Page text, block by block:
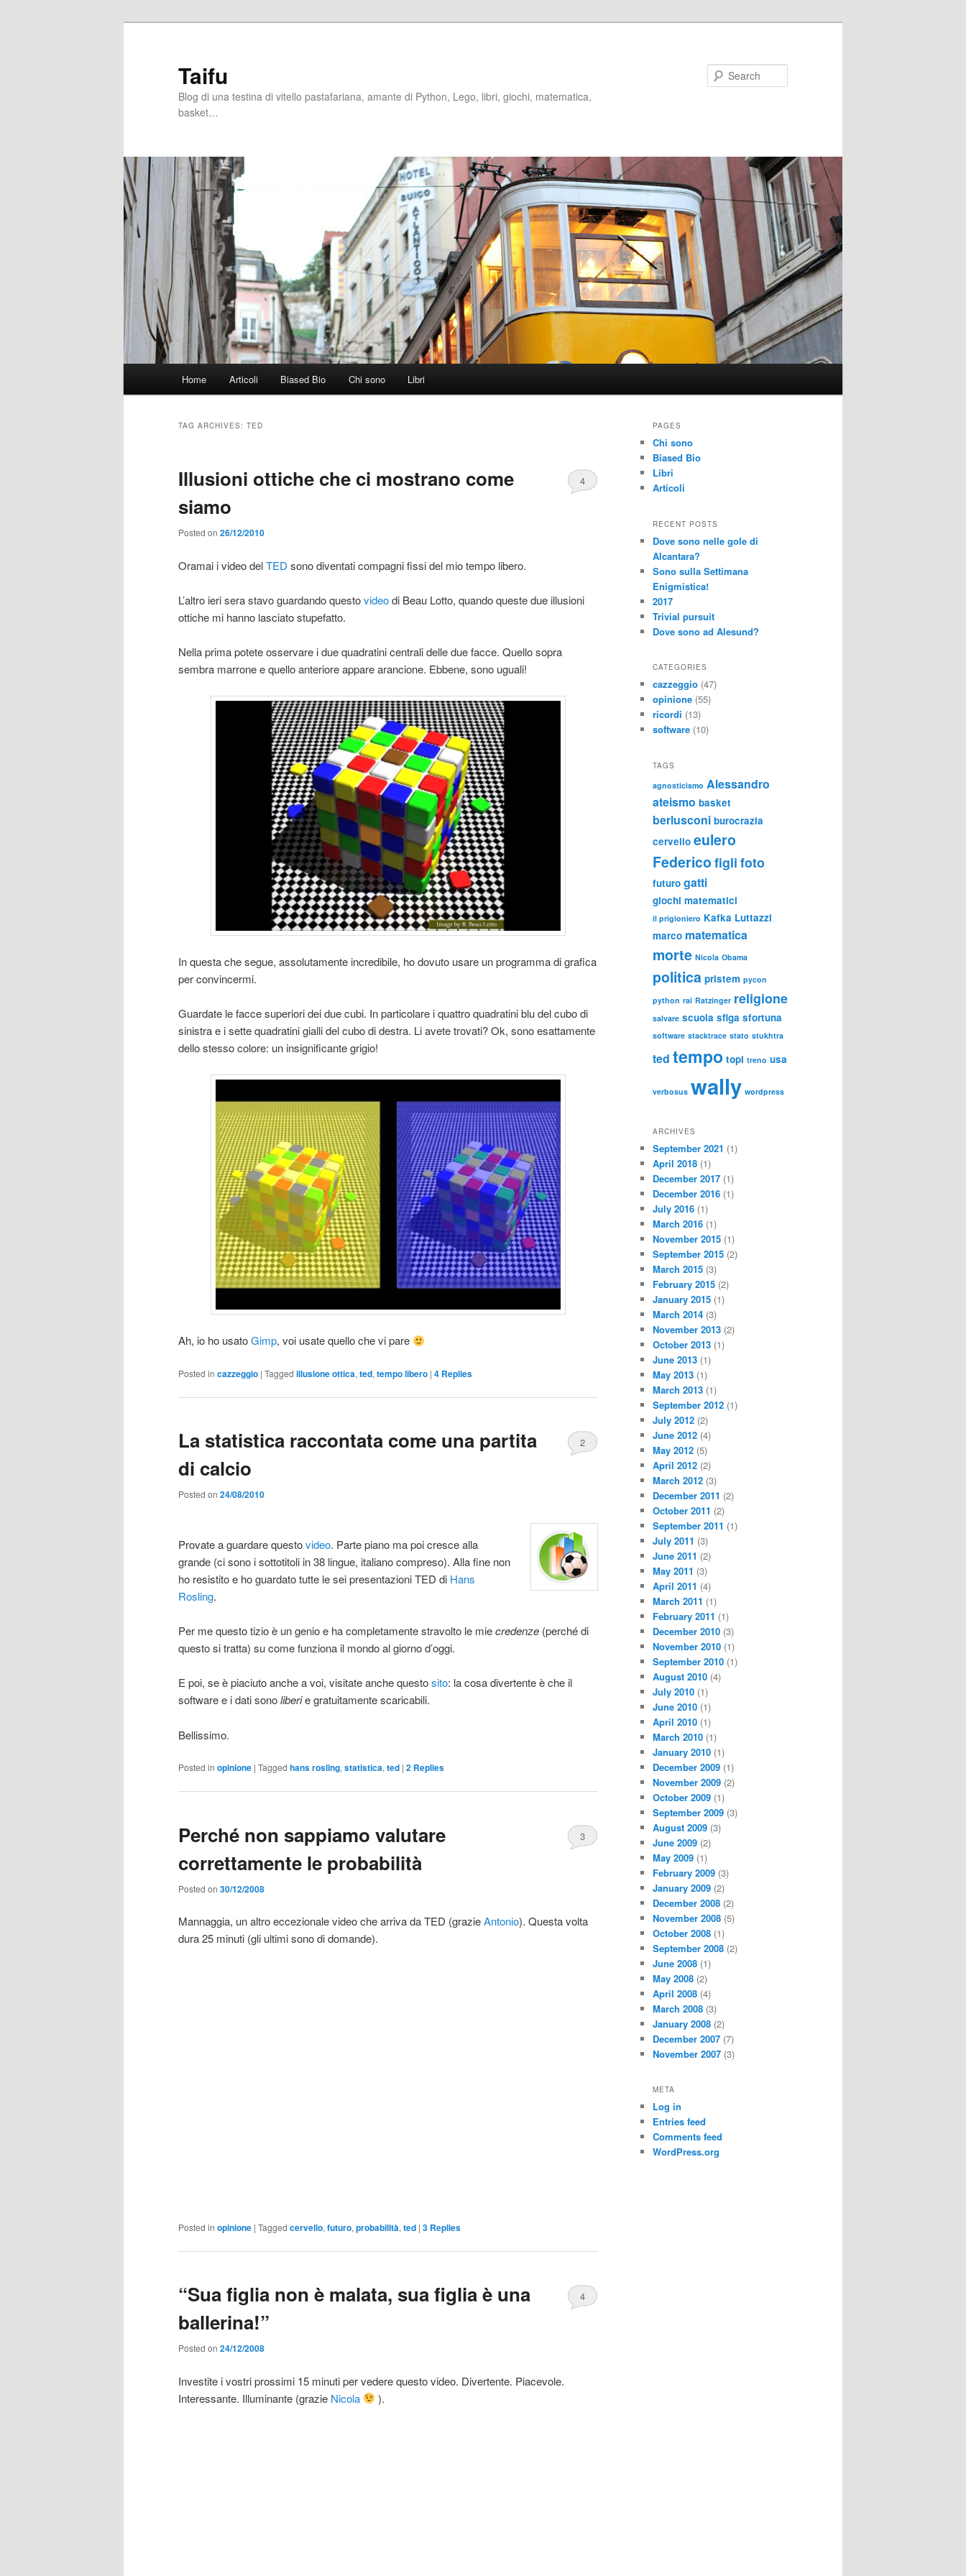
Taifu
Blog di una testina di vitello pastafariana, amante di Python, Lego, libri, giochi, matematica,
basket…
Home Articoli Biased Bio Chi sono Libri
TAG ARCHIVES: TED
Illusioni ottiche che ci mostrano come
siamo
Posted on 26/12/2010
4
Oramai i video delTED sono diventati compagni fissi del mio tempo libero.
L’altro ieri sera stavo guardando questovideodi Beau Lotto, quando queste due illusioni
ottiche mi hanno lasciato stupefatto.
Nella prima potete osservare i due quadratini centrali delle due facce. Quello sopra
sembra marrone e quello anteriore appare arancione. Ebbene, sono uguali!
In questa che segue, assolutamente incredibile, ho dovuto usare un programma di grafica
per convincermi.
Guardate le facce superiori dei due cubi. In particolare i quattro quadratini blu del cubo di
sinistra e i sette quadratini gialli del cubo di destra. Li avete trovati? Ok, sono esattamente
dello stesso colore: un insignificante grigio!
Ah, io ho usatoGimp, voi usate quello che vi pare
Posted in cazzeggio | Tagged illusione ottica, ted, tempo libero | 4 Replies
La statistica raccontata come una partita
di calcio
Posted on 24/08/2010
2
Provate a guardare questovideo. Parte piano ma poi cresce alla
grande (ci sono i sottotitoli in 38 lingue, italiano compreso). Alla fine non
ho resistito e ho guardato tutte le sei presentazioni TED di Hans
Rosling.
Per me questo tizio è un genio e ha completamente stravolto le miecredenze (perché di
questo si tratta) su come funziona il mondo al giorno d’oggi.
E poi, se è piaciuto anche a voi, visitate anche questosito: la cosa divertente è che il
software e i dati sonoliberie gratuitamente scaricabili.
Bellissimo.
Posted in opinione | Tagged hans rosling, statistica, ted | 2 Replies
Perché non sappiamo valutare
correttamente le probabilità
Posted on 30/12/2008
3
Mannaggia, un altro eccezionale video che arriva da TED (grazieAntonio). Questa volta
dura 25 minuti (gli ultimi sono di domande).
Posted in opinione | Tagged cervello, futuro, probabilità, ted | 3 Replies
“Sua figlia non è malata, sua figlia è una
ballerina!”
Posted on 24/12/2008
4
Investite i vostri prossimi 15 minuti per vedere questo video. Divertente. Piacevole.
Interessante. Illuminante (grazie Nicola ).
PAGES
Chi sono
Biased Bio
Libri
Articoli
RECENT POSTS
Dove sono nelle gole di
Alcantara?
Sono sulla Settimana
Enigmistica!
2017
Trivial pursuit
Dove sono ad Alesund?
CATEGORIES
cazzeggio (47)
opinione (55)
ricordi (13)
software (10)
TAGS
agnosticismo Alessandro
ateismo basket
berlusconi burocrazia
cervello eulero
Federico figli foto
futuro gatti
giochi matematici
il prigioniero Kafka Luttazzi
marco matematica
morte Nicola Obama
politica pristem pycon
python rai Ratzinger religione
salvare scuola sfiga sfortuna
software stacktrace stato stukhtra
ted tempo topi treno usa
verbosus wally wordpress
ARCHIVES
September 2021 (1)
April 2018 (1)
December 2017 (1)
December 2016 (1)
July 2016 (1)
March 2016 (1)
November 2015 (1)
September 2015 (2)
March 2015 (3)
February 2015 (2)
January 2015 (1)
March 2014 (3)
November 2013 (2)
October 2013 (1)
June 2013 (1)
May 2013 (1)
March 2013 (1)
September 2012 (1)
July 2012 (2)
June 2012 (4)
May 2012 (5)
April 2012 (2)
March 2012 (3)
December 2011 (2)
October 2011 (2)
September 2011 (1)
July 2011 (3)
June 2011 (2)
May 2011 (3)
April 2011 (4)
March 2011 (1)
February 2011 (1)
December 2010 (3)
November 2010 (1)
September 2010 (1)
August 2010 (4)
July 2010 (1)
June 2010 (1)
April 2010 (1)
March 2010 (1)
January 2010 (1)
December 2009 (1)
November 2009 (2)
October 2009 (1)
September 2009 (3)
August 2009 (3)
June 2009 (2)
May 2009 (1)
February 2009 (3)
January 2009 (2)
December 2008 (2)
November 2008 (5)
October 2008 (1)
September 2008 (2)
June 2008 (1)
May 2008 (2)
April 2008 (4)
March 2008 (3)
January 2008 (2)
December 2007 (7)
November 2007 (3)
META
Log in
Entries feed
Comments feed
WordPress.org